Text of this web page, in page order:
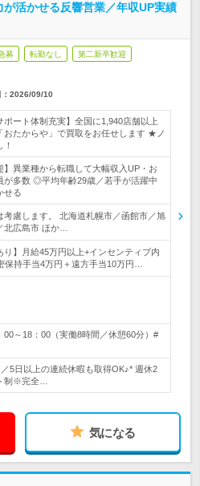
活かせる反響営業／年収UP実績
募 転勤なし 第二新卒歓迎
2026/09/10
ポート体制充実】全国に1,940店舗以上
おたからや」で買取をお任せします ★ノ
】異業種から転職して大幅収入UP・お
が多数 ◎平均年齢29歳／若手が活躍中
せる
考慮します。 北海道札幌市／函館市／旭
北広島市 ほか…
り】月給45万円以上+インセンティブ内
保持手当4万円＋遠方手当10万円…
00～18：00（実働8時間／休憩60分）#
5日以上の連続休暇も取得OK♪* 週休2
制※完全…
気になる